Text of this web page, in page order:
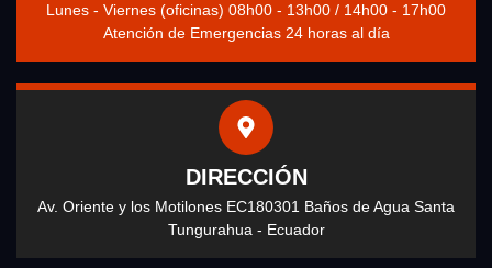
Lunes - Viernes (oficinas) 08h00 - 13h00 / 14h00 - 17h00
Atención de Emergencias 24 horas al día
DIRECCIÓN
Av. Oriente y los Motilones EC180301 Baños de Agua Santa
Tungurahua - Ecuador